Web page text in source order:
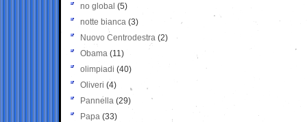
no global (5)
notte bianca (3)
Nuovo Centrodestra (2)
Obama (11)
olimpiadi (40)
Oliveri (4)
Pannella (29)
Papa (33)